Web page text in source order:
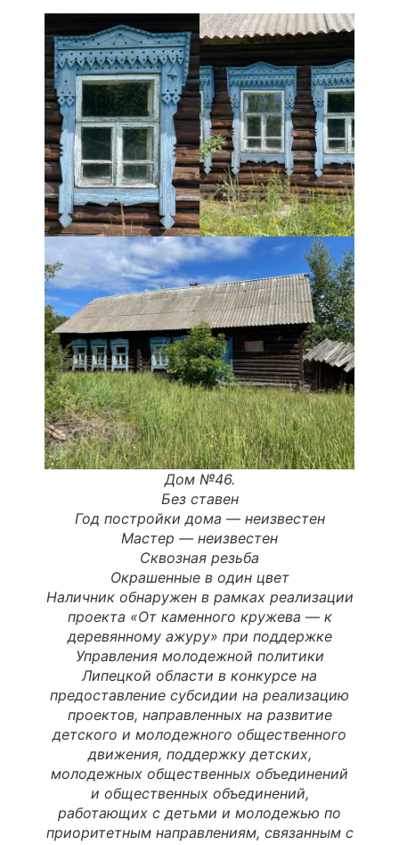
Дом №46.
Без ставен
Год постройки дома — неизвестен
Мастер — неизвестен
Сквозная резьба
Окрашенные в один цвет
Наличник обнаружен в рамках реализации
проекта «От каменного кружева — к
деревянному ажуру» при поддержке
Управления молодежной политики
Липецкой области в конкурсе на
предоставление субсидии на реализацию
проектов, направленных на развитие
детского и молодежного общественного
движения, поддержку детских,
молодежных общественных объединений
и общественных объединений,
работающих с детьми и молодежью по
приоритетным направлениям, связанным с